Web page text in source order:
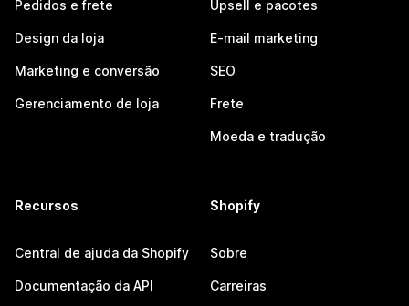
Pedidos e frete
Design da loja
Marketing e conversão
Gerenciamento de loja
Upsell e pacotes
E-mail marketing
SEO
Frete
Moeda e tradução
Recursos
Central de ajuda da Shopify
Documentação da API
Shopify
Sobre
Carreiras